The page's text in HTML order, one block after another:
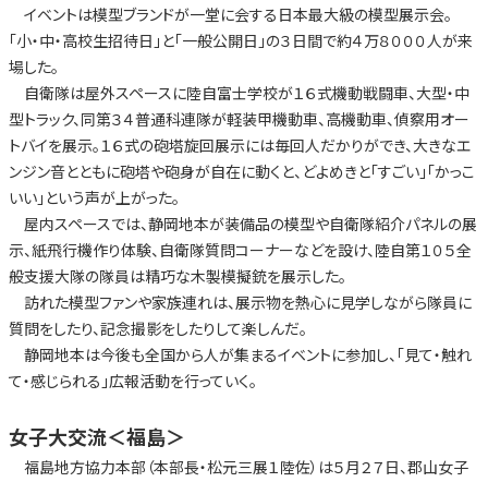
イベントは模型ブランドが一堂に会する日本最大級の模型展示会。
「小・中・高校生招待日」と「一般公開日」の３日間で約４万８０００人が来
場した。
自衛隊は屋外スペースに陸自富士学校が１６式機動戦闘車、大型・中
型トラック、同第３４普通科連隊が軽装甲機動車、高機動車、偵察用オー
トバイを展示。１６式の砲塔旋回展示には毎回人だかりができ、大きなエ
ンジン音とともに砲塔や砲身が自在に動くと、どよめきと「すごい」「かっこ
いい」という声が上がった。
屋内スペースでは、静岡地本が装備品の模型や自衛隊紹介パネルの展
示、紙飛行機作り体験、自衛隊質問コーナーなどを設け、陸自第１０５全
般支援大隊の隊員は精巧な木製模擬銃を展示した。
訪れた模型ファンや家族連れは、展示物を熱心に見学しながら隊員に
質問をしたり、記念撮影をしたりして楽しんだ。
静岡地本は今後も全国から人が集まるイベントに参加し、「見て・触れ
て・感じられる」広報活動を行っていく。
女子大交流＜福島＞
福島地方協力本部（本部長・松元三展１陸佐）は５月２７日、郡山女子